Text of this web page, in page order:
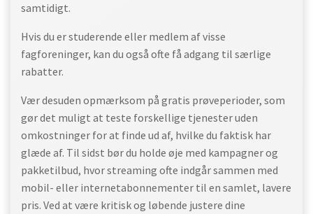
samtidigt.
Hvis du er studerende eller medlem af visse
fagforeninger, kan du også ofte få adgang til særlige
rabatter.
Vær desuden opmærksom på gratis prøveperioder, som
gør det muligt at teste forskellige tjenester uden
omkostninger for at finde ud af, hvilke du faktisk har
glæde af. Til sidst bør du holde øje med kampagner og
pakketilbud, hvor streaming ofte indgår sammen med
mobil- eller internetabonnementer til en samlet, lavere
pris. Ved at være kritisk og løbende justere dine